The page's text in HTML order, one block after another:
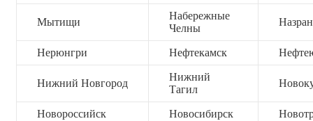
Мытищи
Набережные
Челны
Нерюнгри Нефтекамск
Нижний Новгород
Нижний
Тагил
Новороссийск Новосибирск